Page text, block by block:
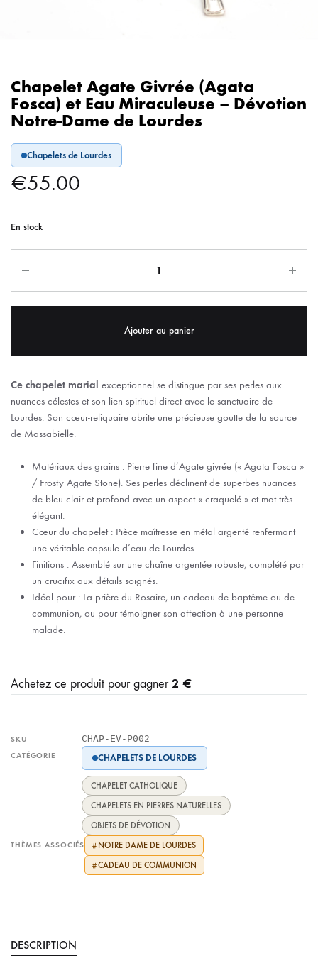
Chapelet Agate Givrée (Agata
Fosca) et Eau Miraculeuse – Dévotion
Notre-Dame de Lourdes
Chapelets de Lourdes
€55.00
En stock
Ajouter au panier
Ce chapelet marial exceptionnel se distingue par ses perles aux
nuances célestes et son lien spirituel direct avec le sanctuaire de
Lourdes. Son cœur-reliquaire abrite une précieuse goutte de la source
de Massabielle.
Matériaux des grains : Pierre fine d’Agate givrée (« Agata Fosca »
/ Frosty Agate Stone). Ses perles déclinent de superbes nuances
de bleu clair et profond avec un aspect « craquelé » et mat très
élégant.
Cœur du chapelet : Pièce maîtresse en métal argenté renfermant
une véritable capsule d’eau de Lourdes.
Finitions : Assemblé sur une chaîne argentée robuste, complété par
un crucifix aux détails soignés.
Idéal pour : La prière du Rosaire, un cadeau de baptême ou de
communion, ou pour témoigner son affection à une personne
malade.
Achetez ce produit pour gagner2 €
SKU CHAP-EV-P002
CATÉGORIE CHAPELETS DE LOURDES
CHAPELET CATHOLIQUE
CHAPELETS EN PIERRES NATURELLES
OBJETS DE DÉVOTION
THÈMES ASSOCIÉS # NOTRE DAME DE LOURDES
#CADEAU DE COMMUNION
DESCRIPTION